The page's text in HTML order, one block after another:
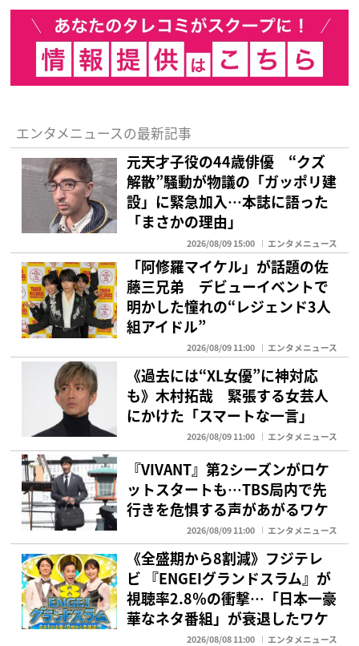
エンタメニュースの最新記事
元天才子役の44歳俳優 “クズ
解散”騒動が物議の「ガッポリ建
設」に緊急加入…本誌に語った
「まさかの理由」
2026/08/09 15:00 エンタメニュース
「阿修羅マイケル」が話題の佐
藤三兄弟 デビューイベントで
明かした憧れの“レジェンド3人
組アイドル”
2026/08/09 11:00 エンタメニュース
《過去には“XL女優”に神対応
も》木村拓哉 緊張する女芸人
にかけた「スマートな一言」
2026/08/09 11:00 エンタメニュース
『VIVANT』第2シーズンがロケ
ットスタートも…TBS局内で先
行きを危惧する声があがるワケ
2026/08/09 11:00 エンタメニュース
《全盛期から8割減》フジテレ
ビ 『ENGEIグランドスラム』が
視聴率2.8％の衝撃…「日本一豪
華なネタ番組」が衰退したワケ
2026/08/08 11:00 エンタメニュース